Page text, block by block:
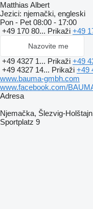
Matthias Albert
Jezici: njemački, engleski
Pon - Pet 08:00 - 17:00
+49 170 80... Prikaži +49
Nazovite me
+49 4327 1... Prikaži +49
+49 4327 14... Prikaži +49
www.bauma-gmbh.com
www.facebook.com/
Adresa
Njemačka, Šlezvig-
Sportplatz 9